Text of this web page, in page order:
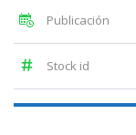
Publicación
Stock id